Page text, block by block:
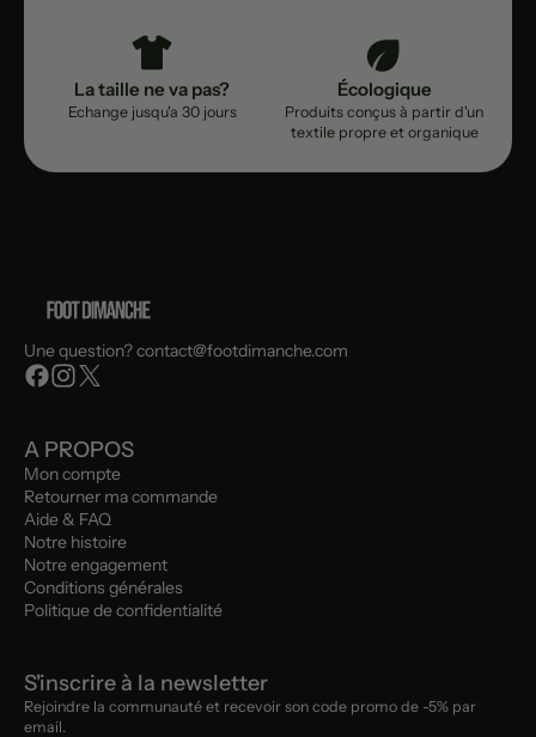
La taille ne va pas?
Echange jusqu'a 30 jours
Écologique
Produits conçus à partir d'un
textile propre et organique
Une question? contact@footdimanche.com
A PROPOS
Mon compte
Retourner ma commande
Aide & FAQ
Notre histoire
Notre engagement
Conditions générales
Politique de confidentialité
S'inscrire à la newsletter
Rejoindre la communauté et recevoir son code promo de -5% par
email.